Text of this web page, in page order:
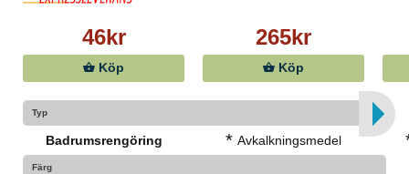
46kr
Köp
265kr
Köp
Typ
Badrumsrengöring * Avkalkningsmedel
Färg